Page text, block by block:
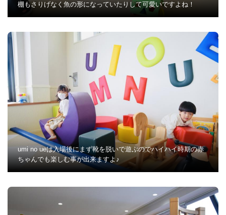
棚もさりげなく魚の形になっていたりして可愛いですよね！
umi no ueは入場後にまず靴を脱いで遊ぶのでハイハイ時期の赤
ちゃんでも楽しむ事が出来ますよ♪